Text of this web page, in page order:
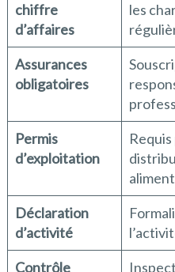
chiffre
d’affaires
les
Assurances
obligatoires
Permis
d’exploitation
Déclaration
d’activité
Contrôle